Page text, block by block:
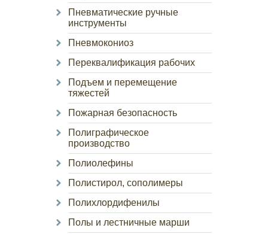
Пневматические ручные
инструменты
Пневмокониоз
Переквалификация рабочих
Подъем и перемещение
тяжестей
Пожарная безопасность
Полиграфическое
производство
Полиолефины
Полистирол, сополимеры
Полихлордифенилы
Полы и лестничные марши